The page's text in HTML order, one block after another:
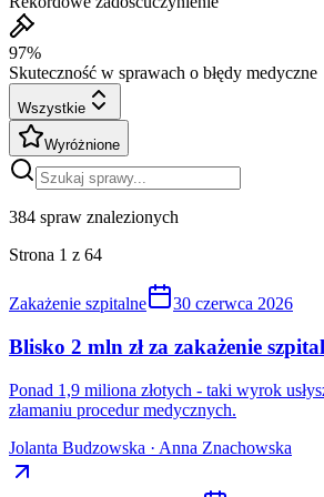
97%
Skuteczność w sprawach o błędy medyczne
Wszystkie
Wyróżnione
384 spraw znalezionych
Strona 1 z 64
Zakażenie szpitalne 30 czerwca 2026
Blisko 2 mln zł za zakażenie
Ponad 1,9 miliona złotych - taki wyrok
złamaniu procedur medycznych.
Jolanta Budzowska · Anna Znachowska